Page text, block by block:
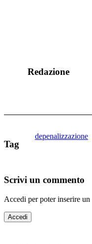
Redazione
Tag
depenalizzazione
Scrivi un commento
Accedi per poter inserire un
Accedi